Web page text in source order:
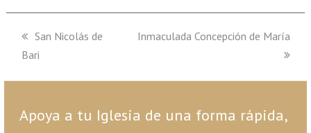
previous
post:
San Nicolás de
Bari
next
Inmaculada Concepción de María
Apoya a tu Iglesia de una forma rápida,